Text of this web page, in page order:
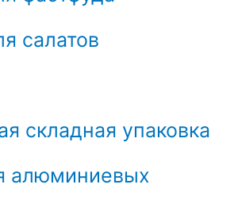
салатов
складная упаковка
алюминиевых